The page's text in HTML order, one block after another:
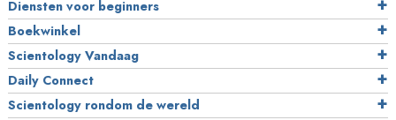
Diensten voor beginners
Boekwinkel
Scientology Vandaag
Daily Connect
Scientology rondom de wereld